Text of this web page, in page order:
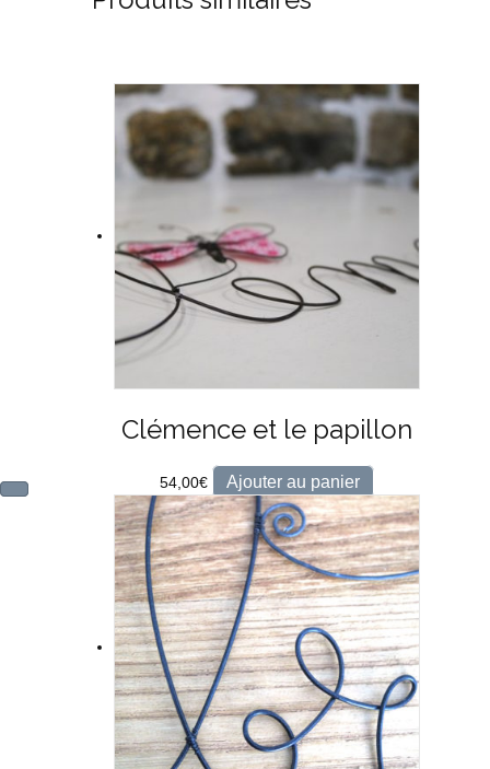
Clémence et le papillon
54,00€ Ajouter au panier